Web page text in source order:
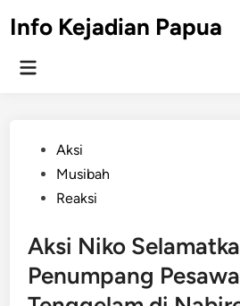
toInfo Kejadian Papua
Main
PostedAksi
Musibah
Reaksi
Aksi Niko
Penumpang